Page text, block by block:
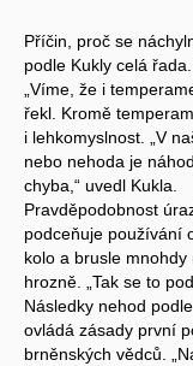
Příčin, proč se
podle Kukly celá
„Víme, že i
řekl. Kromě
i lehkomyslnost. „V
nebo nehoda je
chyba,“ uvedl Kukla.
Pravděpodobnost
podceňuje používání
kolo a brusle
hrozně. „Tak se to
Následky nehod
ovládá zásady první
brněnských vědců.